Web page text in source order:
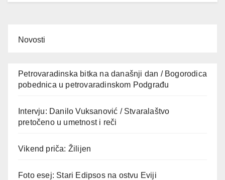
Novosti
Petrovaradinska bitka na današnji dan / Bogorodica
pobednica u petrovaradinskom Podgrađu
Intervju: Danilo Vuksanović / Stvaralaštvo
pretočeno u umetnost i reči
Vikend priča: Žilijen
Foto esej: Stari Edipsos na ostvu Eviji